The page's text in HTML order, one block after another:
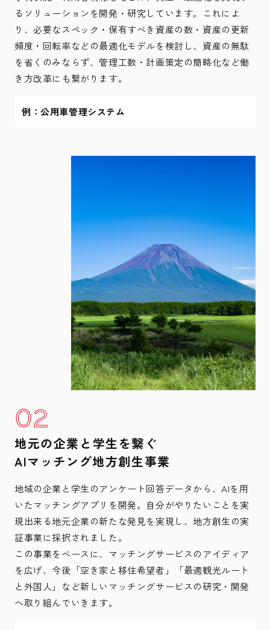
るソリューションを開発・研究しています。これによ
り、必要なスペック・保有すべき資産の数・資産の更新
頻度・回転率などの最適化モデルを検討し、資産の無駄
を省くのみならず、管理工数・計画策定の簡略化など働
き方改革にも繋がります。
例：公用車管理システム
地元の企業と学生を繋ぐ
AIマッチング地方創生事業
地域の企業と学生のアンケート回答データから、AIを用
いたマッチングアプリを開発。自分がやりたいことを実
現出来る地元企業の新たな発見を実現し、地方創生の実
証事業に採択されました。
この事業をベースに、マッチングサービスのアイディア
を広げ、今後「空き家と移住希望者」「最適観光ルート
と外国人」など新しいマッチングサービスの研究・開発
へ取り組んでいきます。